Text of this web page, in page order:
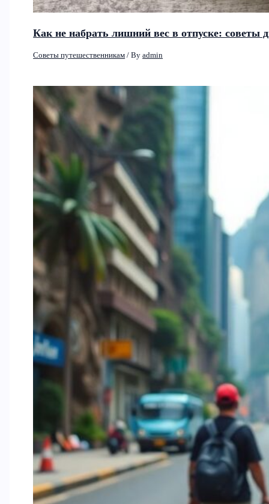
Как не набрать лишний вес в отпуске: советы
Советы путешественникам / Byadmin